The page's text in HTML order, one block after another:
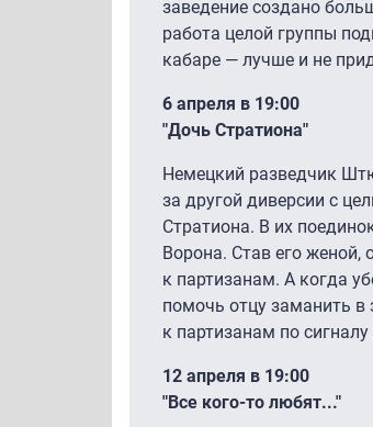
заведение создано
работа целой группы
кабаре — лучше и не
6 апреля в 19:00
"Дочь Стратиона"
Немецкий разведчик
за другой диверсии с
Стратиона. В их
Ворона. Став его женой,
к партизанам. А когда
помочь отцу заманить
к партизанам по
12 апреля в 19:00
"Все кого-то любят..."